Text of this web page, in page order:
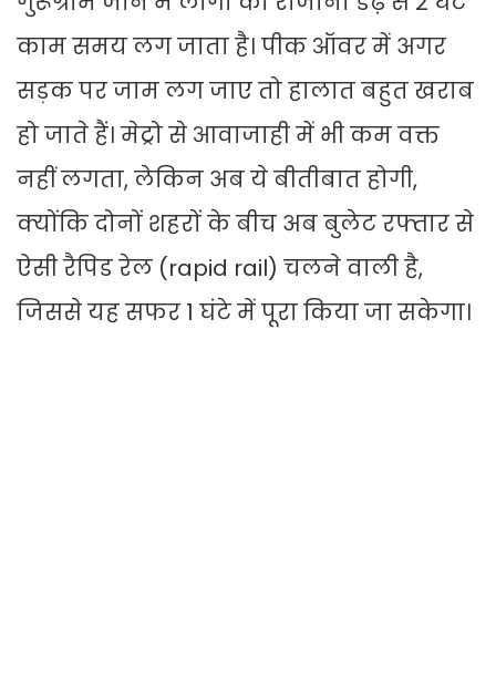
काम समय लग जाता है। पीक ऑवर में अगर
सड़क पर जाम लग जाए तो हालात बहुत खराब
हो जाते हैं। मेट्रो से आवाजाही में भी कम वक्त
नहीं लगता, लेकिन अब ये बीतीबात होगी,
क्योंकि दोनों शहरों के बीच अब बुलेट रफ्तार से
ऐसी रैपिड रेल (rapid rail) चलने वाली है,
जिससे यह सफर 1 घंटे में पूरा किया जा सकेगा।